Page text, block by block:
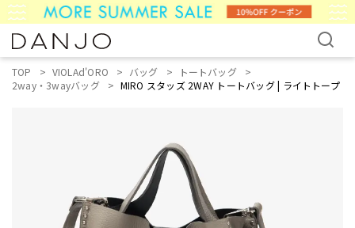
TOP VIOLAd'ORO バッグ
トートバッグ
2way・3wayバッグ
MIRO スタッズ 2WAY トートバッグ | ライトトープ